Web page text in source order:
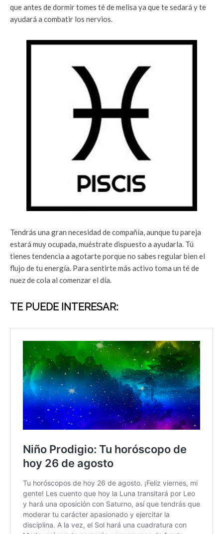
que antes de dormir tomes té de melisa ya que te sedará y te
ayudará a combatir los nervios.
Tendrás una gran necesidad de compañía, aunque tu pareja
estará muy ocupada, muéstrate dispuesto a ayudarla. Tú
tienes tendencia a agotarte porque no sabes regular bien el
flujo de tu energía. Para sentirte más activo toma un té de
nuez de cola al comenzar el día.
TE PUEDE INTERESAR: